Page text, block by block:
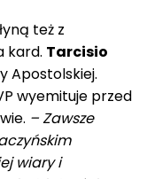
też z
kard. Tarcisio
Apostolskiej.
wyemituje przed
– Zawsze
wiary i